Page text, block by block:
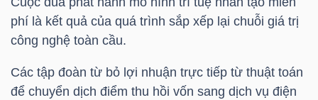
phí là kết quả của quá trình sắp xếp lại chuỗi giá trị
công nghệ toàn cầu.
Các tập đoàn từ bỏ lợi nhuận trực tiếp từ thuật toán
để chuyển dịch điểm thu hồi vốn sang dịch vụ điện